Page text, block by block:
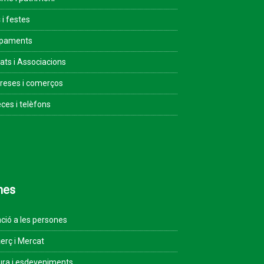
i festes
i Associacions
i comerços
i telèfons
a les persones
i Mercat